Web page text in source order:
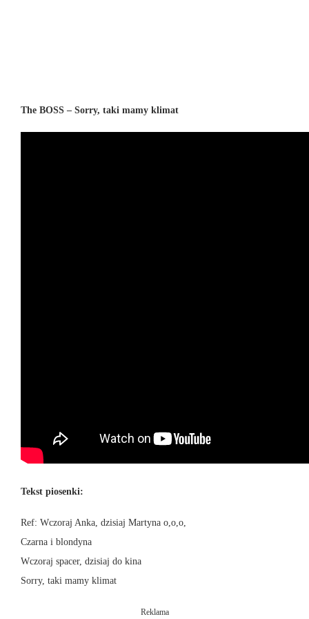
The BOSS – Sorry, taki mamy klimat
Tekst piosenki:
Ref: Wczoraj Anka, dzisiaj Martyna o,o,o,
Czarna i blondyna
Wczoraj spacer, dzisiaj do kina
Sorry, taki mamy klimat
Reklama